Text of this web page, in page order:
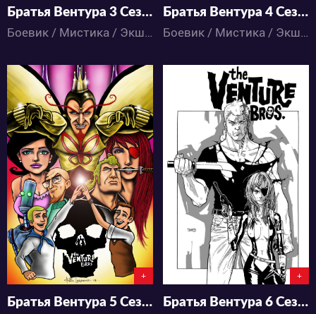
Братья Вентура 3 Сезон
Боевик / Мистика / Экшен / Детектив / Комедия / Приключения / Мультфильмы
Братья Вентура 4 Сезон
Боевик / Мистика / Экшен / Детектив / Комедия / Приключения / Мультфильмы
3484
0 0
+
Братья Вентура 5 Сезон
3544
0 1
+
Братья Вентура 6 Сезон